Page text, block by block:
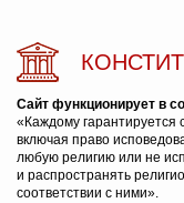
Сайт функционирует в
«Каждому гарантируется
включая право
любую религию или не
и распространять
соответствии с ними».